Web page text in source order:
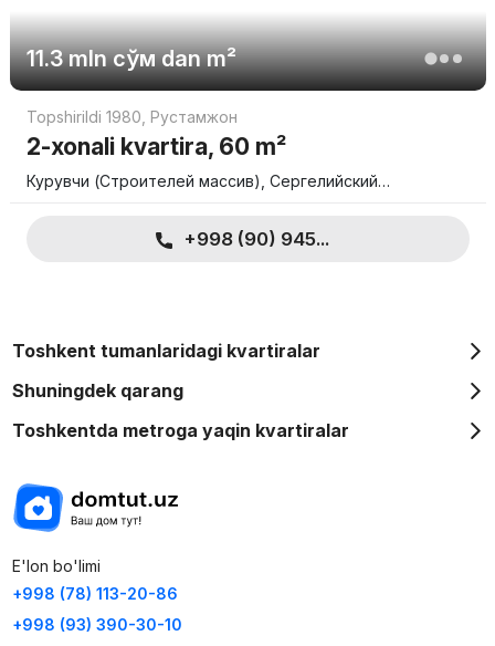
4-kompant 173 dan 184 kvadrat metrgacha va qiymati 1 554 300
000 so'mgacha.
Siz 24 oygacha bo'lib-bo'lib uy sotib olishingiz mumkin. Batafsil
ma'lumot uchun, iltimos, ishlab chiqaruvchiga murojaat qiling.
11.3 mln сўмdan m²
Topshirildi 1980 Рустамжон
2-xonali kvartira, 60 m²
Курувчи (Строителей массив), Сергелийский…
+998 (90) 945...
Toshkent tumanlaridagi kvartiralar
Shuningdek qarang
Toshkentda metroga yaqin kvartiralar
E'lon bo'limi
+998 (78) 113-20-86
+998 (93) 390-30-10